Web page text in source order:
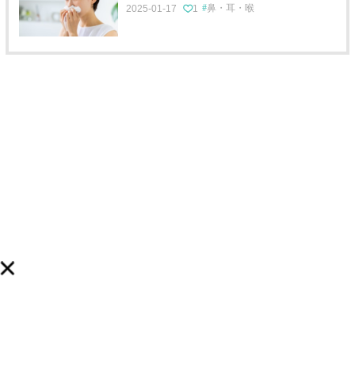
2025-01-17
1 鼻・耳・喉